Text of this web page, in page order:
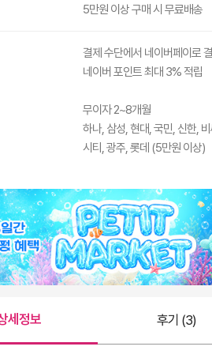
5만원 이상 구매 시 무료배송
결제 수단에서 네이버페이로
네이버 포인트 최대 3% 적립
무이자 2~8개월
하나, 삼성, 현대, 국민, 신한,
시티, 광주, 롯데 (5만원 이상)
세정보 후기 (3)